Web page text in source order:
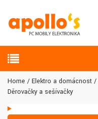
Home Elektro a domácnost
Děrovačky a sešívačky